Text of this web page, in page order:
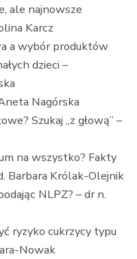
ale najnowsze
Karcz
a wybór produktów
dzieci –
Nagórska
Szukaj „z głową” –
na wszystko? Fakty
Barbara Królak-Olejnik
NLPZ? – dr n.
ryzyko cukrzycy typu
Nowak